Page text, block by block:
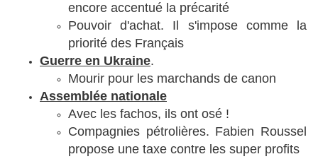
encore accentué la précarité
Pouvoir d'achat. Il s'impose comme la
priorité des Français
Guerre en Ukraine.
Mourir pour les marchands de canon
Assemblée nationale
Avec les fachos, ils ont osé !
Compagnies pétrolières. Fabien Roussel
propose une taxe contre les super profits